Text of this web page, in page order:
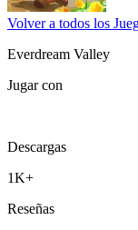
Volver a todos los
Everdream Valley
Jugar con
Descargas
1K+
Reseñas